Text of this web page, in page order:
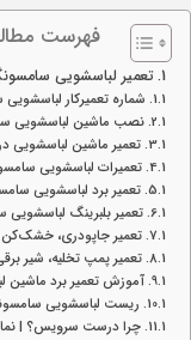
فهرست
تعمیر لباسشویی
شماره تعمیرکار
نصب ماشین لباسشویی
تعمیر ماشین لباسشویی
تعمیرات لباسشویی
تعمیر برد لباسشویی
تعمیر بلبرینگ
تعمیر جاپودری،
تعمیر پمپ تخلیه، شیر
آموزش تعمیر برد
ریست لباسشویی
چرا درست سرویس؟ |